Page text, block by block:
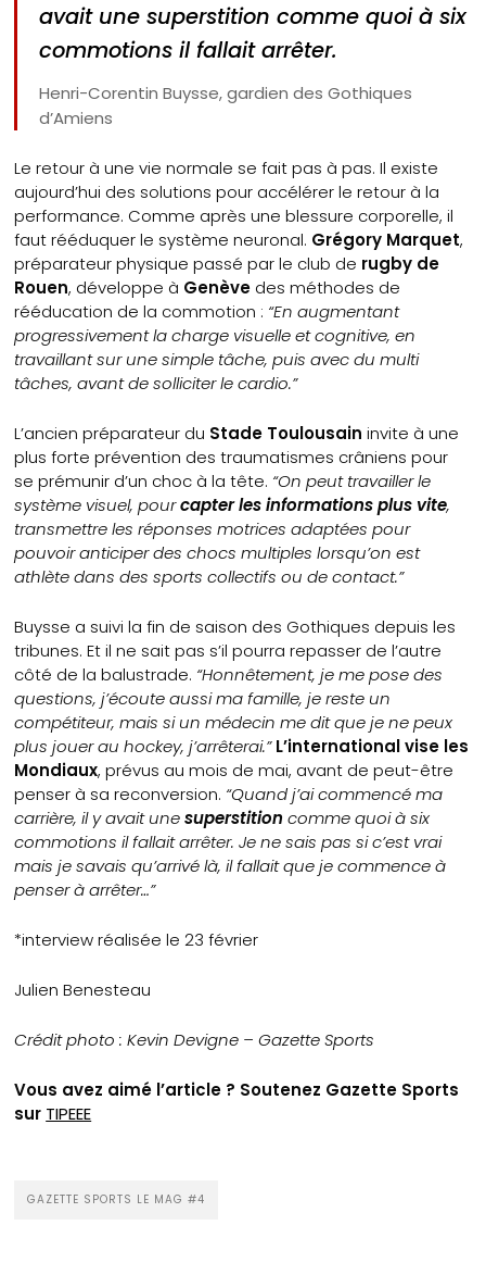
avait une superstition comme quoi à six
commotions il fallait arrêter.
Henri-Corentin Buysse, gardien des Gothiques
d’Amiens
Le retour à une vie normale se fait pas à pas. Il existe
aujourd’hui des solutions pour accélérer le retour à la
performance. Comme après une blessure corporelle, il
faut rééduquer le système neuronal. Grégory Marquet,
préparateur physique passé par le club de rugby de
Rouen, développe à Genève des méthodes de
rééducation de la commotion : “En augmentant
progressivement la charge visuelle et cognitive, en
travaillant sur une simple tâche, puis avec du multi
tâches, avant de solliciter le cardio.”
L’ancien préparateur du Stade Toulousain invite à une
plus forte prévention des traumatismes crâniens pour
se prémunir d’un choc à la tête. “On peut travailler le
système visuel, pourcapter les informations plus vite,
transmettre les réponses motrices adaptées pour
pouvoir anticiper des chocs multiples lorsqu’on est
athlète dans des sports collectifs ou de contact.”
Buysse a suivi la fin de saison des Gothiques depuis les
tribunes. Et il ne sait pas s’il pourra repasser de l’autre
côté de la balustrade. “Honnêtement, je me pose des
questions, j’écoute aussi ma famille, je reste un
compétiteur, mais si un médecin me dit que je ne peux
plus jouer au hockey, j’arrêterai.” L’international vise les
Mondiaux, prévus au mois de mai, avant de peut-être
penser à sa reconversion. “Quand j’ai commencé ma
carrière, il y avait unesuperstitioncomme quoi à six
commotions il fallait arrêter. Je ne sais pas si c’est vrai
mais je savais qu’arrivé là, il fallait que je commence à
penser à arrêter…”
*interview réalisée le 23 février
Julien Benesteau
Crédit photo : Kevin Devigne – Gazette Sports
Vous avez aimé l’article ? Soutenez Gazette Sports
sur TIPEEE
GAZETTE SPORTS LE MAG #4